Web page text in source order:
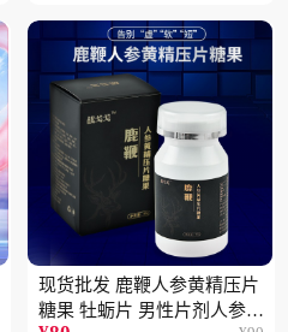
现货批发 鹿鞭人参黄精压片
糖果 牡蛎片 男性片剂人参黄